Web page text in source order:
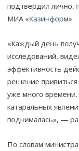
подтвердил лично,
МИА «Казинформ».
«Каждый день
исследований,
эффективность
решение
уже много времени.
катаральных
поднималась», —
По словам